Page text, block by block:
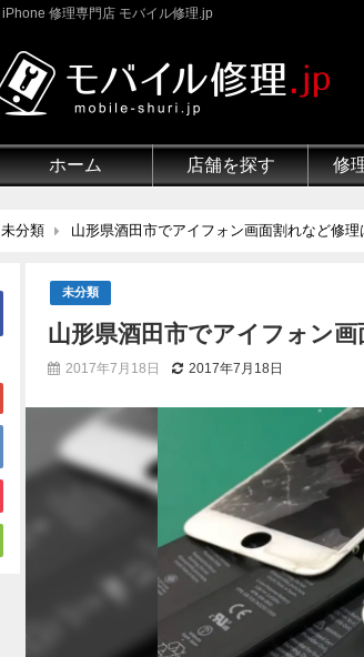
iPhone 修理専門店 モバイル修理.jp
ホーム 店舗を探す 修
未分類 山形県酒田市でアイフォン画面割れなど修
未分類
山形県酒田市でアイフォン
2017年7月18日 2017年7月18日